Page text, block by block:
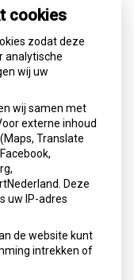
cookies
zodat deze
analytische
wij uw
wij samen met
externe inhoud
Translate
Deze
uw IP-adres
de website kunt
intrekken of